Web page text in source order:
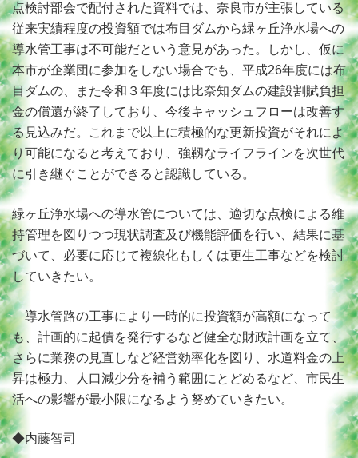
点検討部会で配付された資料では、奈良市が主張している
従来実績程度の投資額では布目ダムから緑ヶ丘浄水場への
導水管工事は不可能だという意見があった。しかし、仮に
本市が企業団に参加をしない場合でも、平成26年度には布
目ダムの、また令和３年度には比奈知ダムの建設割賦負担
金の償還が終了しており、今後キャッシュフローは改善す
る見込みだ。これまで以上に積極的な更新投資がそれによ
り可能になると考えており、強靱なライフラインを次世代
に引き継ぐことができると認識している。
緑ヶ丘浄水場への導水管については、適切な点検による維
持管理を図りつつ現状調査及び機能評価を行い、結果に基
づいて、必要に応じて複線化もしくは更生工事などを検討
していきたい。
導水管路の工事により一時的に投資額が高額になって
も、計画的に起債を発行するなど健全な財政計画を立て、
さらに業務の見直しなど経営効率化を図り、水道料金の上
昇は極力、人口減少分を補う範囲にとどめるなど、市民生
活への影響が最小限になるよう努めていきたい。
◆内藤智司